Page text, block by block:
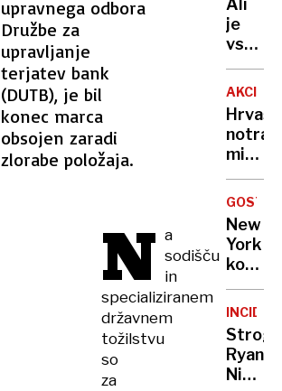
upravnega odbora
Družbe za
upravljanje
terjatev bank
(DUTB), je bil
konec marca
obsojen zaradi
zlorabe položaja.
N a
sodišču
in
specializiranem
državnem
tožilstvu
so
za
zapora
do
novega
Ali
je
vsaka
res
AKCIJA
smo
osem
ton
mamil
New
York
končno
v
Strogi
Ni